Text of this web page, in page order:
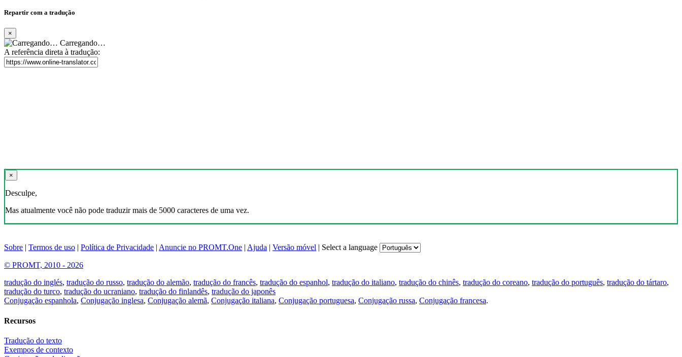
Repartir com a tradução
×
Carregando…
A referência direta à tradução:
×
Desculpe,
Mas atualmente você não pode traduzir mais de 5000 caracteres de uma vez.
Sobre | Termos de uso | Política de Privacidade | Anuncie no PROMT.One | Ajuda | Versão móvel | Select a language
© PROMT, 2010 - 2026
tradução do inglés, tradução do russo, tradução do alemão, tradução do francês, tradução do espanhol, tradução do italiano, tradução do chinês, tradução do coreano, tradução do português, tradução do tártaro,
tradução do turco, tradução do ucraniano, tradução do finlandês, tradução do japonês
Conjugação espanhola, Conjugação inglesa, Conjugação alemã, Conjugação italiana, Conjugação portuguesa, Conjugação russa, Conjugação francesa.
Recursos
Tradução do texto
Exempos de contexto